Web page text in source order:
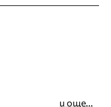
и още...